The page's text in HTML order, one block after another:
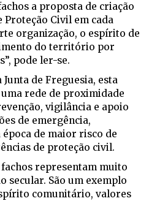
a proposta de criação
Proteção Civil em cada
organização, o espírito de
do território por
pode ler-se.
de Freguesia, esta
rede de proximidade
vigilância e apoio
de emergência,
de maior risco de
de proteção civil.
representam muito
secular. São um exemplo
comunitário, valores